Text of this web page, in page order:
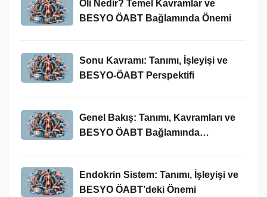
Oli Nedir? Temel Kavramlar ve
BESYO ÖABT Bağlamında Önemi
Sonu Kavramı: Tanımı, İşleyişi ve
BESYO-ÖABT Perspektifi
Genel Bakış: Tanımı, Kavramları ve
BESYO ÖABT Bağlamında
Endokrin Sistem: Tanımı, İşleyişi ve
BESYO ÖABT’deki Önemi